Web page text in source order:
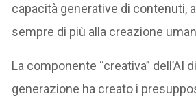
capacità generative di contenuti,
sempre di più alla creazione
La componente “creativa” dell’AI
generazione ha creato i